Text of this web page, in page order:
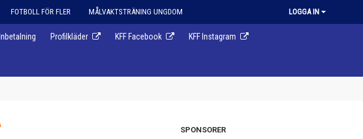
FOTBOLL FÖR FLER MÅLVAKTSTRÄNING UNGDOM LOGGA IN
Inbetalning Profilkläder KFF Facebook KFF Instagram
SPONSORER